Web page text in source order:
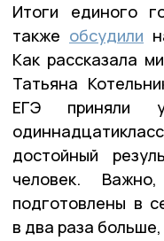
Итоги единого
также обсудили
Как рассказала
Татьяна
ЕГЭ приняли
достойный
человек.
подготовлены в
в два раза